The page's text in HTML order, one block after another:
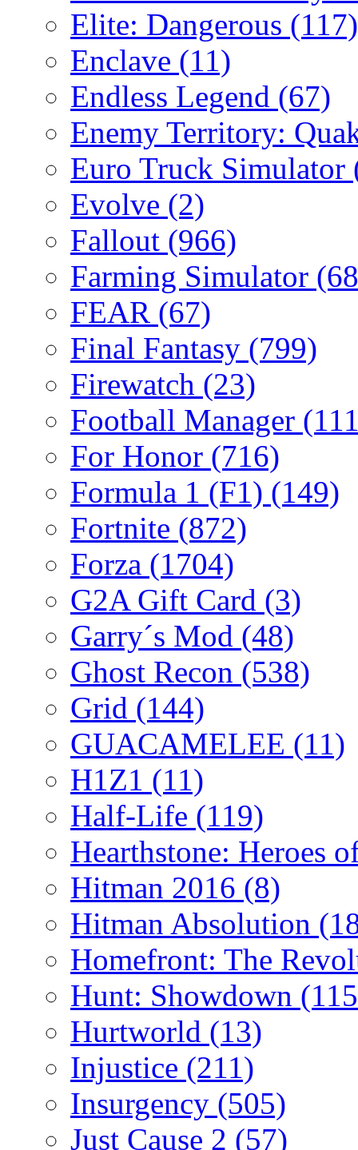
Elite: Dangerous (117)
Enclave (11)
Endless Legend (67)
Enemy Territory:
Euro Truck Simulator
Evolve (2)
Fallout (966)
Farming Simulator
FEAR (67)
Final Fantasy (799)
Firewatch (23)
Football Manager
For Honor (716)
Formula 1 (F1) (149)
Fortnite (872)
Forza (1704)
G2A Gift Card (3)
Garry´s Mod (48)
Ghost Recon (538)
Grid (144)
GUACAMELEE (11)
H1Z1 (11)
Half-Life (119)
Hearthstone: Heroes
Hitman 2016 (8)
Hitman Absolution
Homefront: The
Hunt: Showdown
Hurtworld (13)
Injustice (211)
Insurgency (505)
Just Cause 2 (57)